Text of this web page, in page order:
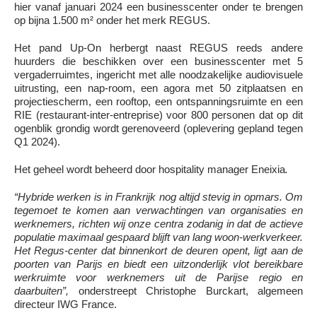
hier vanaf januari 2024 een businesscenter onder te brengen
op bijna 1.500 m² onder het merk REGUS.
Het pand Up-On herbergt naast REGUS reeds andere
huurders die beschikken over een businesscenter met 5
vergaderruimtes, ingericht met alle noodzakelijke audiovisuele
uitrusting, een nap-room, een agora met 50 zitplaatsen en
projectiescherm, een rooftop, een ontspanningsruimte en een
RIE (restaurant-inter-entreprise) voor 800 personen dat op dit
ogenblik grondig wordt gerenoveerd (oplevering gepland tegen
Q1 2024).
Het geheel wordt beheerd door hospitality manager Eneixia.
“Hybride werken is in Frankrijk nog altijd stevig in opmars. Om
tegemoet te komen aan verwachtingen van organisaties en
werknemers, richten wij onze centra zodanig in dat de actieve
populatie maximaal gespaard blijft van lang woon-werkverkeer.
Het Regus-center dat binnenkort de deuren opent, ligt aan de
poorten van Parijs en biedt een uitzonderlijk vlot bereikbare
werkruimte voor werknemers uit de Parijse regio en
daarbuiten”, onderstreept Christophe Burckart, algemeen
directeur IWG France.